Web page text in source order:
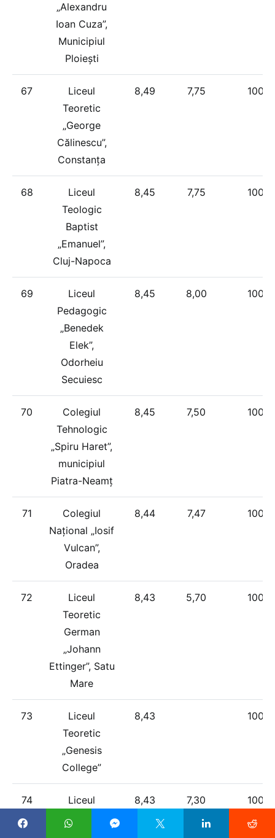
„Alexandru
Ioan Cuza”,
Municipiul
Ploiești
67
Liceul
Teoretic
„George
Călinescu”,
Constanța
8,49 7,75 100%
68
Liceul
Teologic
Baptist
„Emanuel”,
Cluj-Napoca
8,45 7,75 100%
69
Liceul
Pedagogic
„Benedek
Elek”,
Odorheiu
Secuiesc
8,45 8,00 100%
70
Colegiul
Tehnologic
„Spiru Haret”,
municipiul
Piatra-Neamț
8,45 7,50 100%
71
Colegiul
Național „Iosif
Vulcan”,
Oradea
8,44 7,47 100%
72
Liceul
Teoretic
German
„Johann
Ettinger”, Satu
Mare
8,43 5,70 100%
73
Liceul
Teoretic
„Genesis
College”
8,43 100%
74
Liceul
Teologic
8,43 7,30 100%